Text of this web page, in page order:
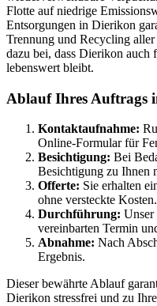
Flotte auf niedrige
Entsorgungen in Dierikon
Trennung und Recycling
dazu bei, dass Dierikon auch
lebenswert bleibt.
Ablauf Ihres Auftrags
Kontaktaufnahme:
Online-Formular für
Besichtigung: Bei
Besichtigung zu Ihnen
Offerte: Sie erhalten
ohne versteckte Kosten.
Durchführung: Unser
vereinbarten Termin
Abnahme: Nach
Ergebnis.
Dieser bewährte Ablauf
Dierikon stressfrei und zu